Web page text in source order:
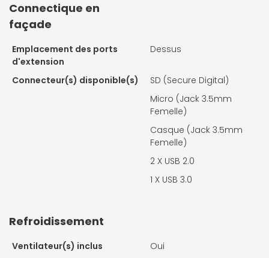
Connectique en
façade
Emplacement des ports
d'extension
Dessus
Connecteur(s) disponible(s)
SD (Secure Digital)
Micro (Jack 3.5mm
Femelle)
Casque (Jack 3.5mm
Femelle)
2 X USB 2.0
1 X USB 3.0
Refroidissement
Ventilateur(s) inclus
Oui